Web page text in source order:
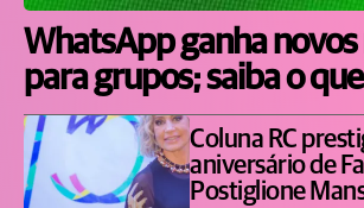
WhatsApp ganha novos
para grupos; saiba o
Coluna RC
aniversário de
Postiglione